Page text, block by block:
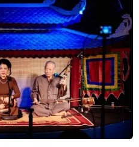
cho
son giữa
Nga với